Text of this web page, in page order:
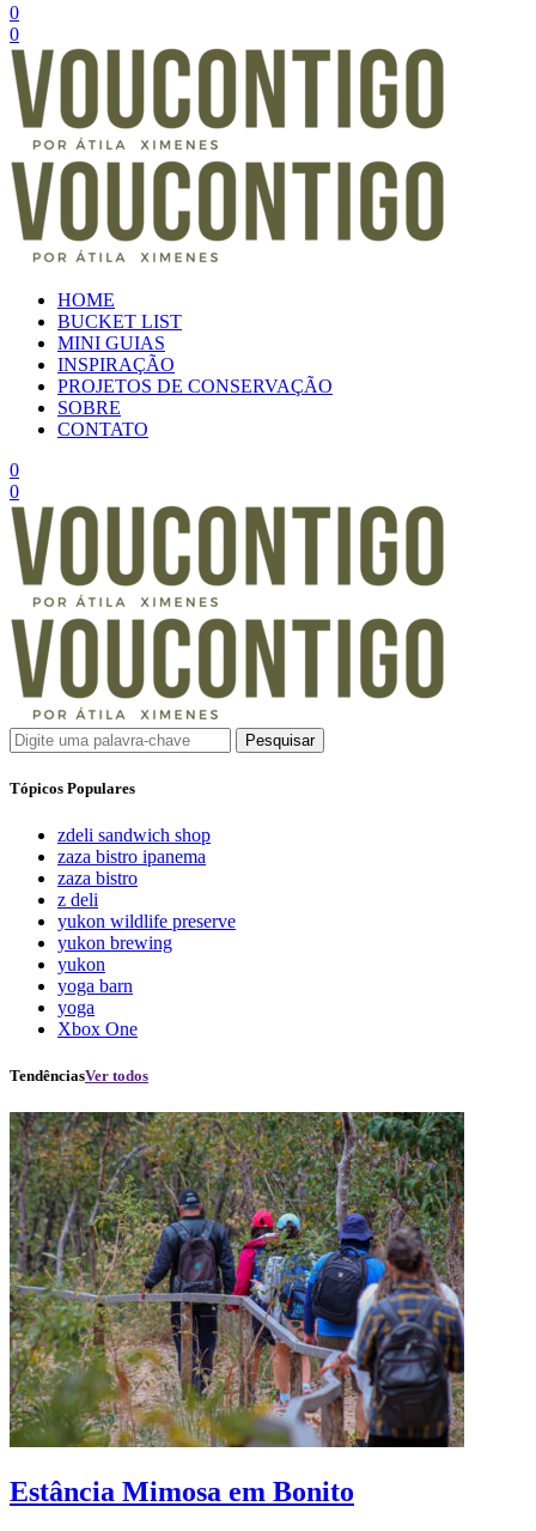
0
0
HOME
BUCKET LIST
MINI GUIAS
INSPIRAÇÃO
PROJETOS DE CONSERVAÇÃO
SOBRE
CONTATO
0
0
Pesquisar
Tópicos Populares
zdeli sandwich shop
zaza bistro ipanema
zaza bistro
z deli
yukon wildlife preserve
yukon brewing
yukon
yoga barn
yoga
Xbox One
TendênciasVer todos
Estância Mimosa em Bonito